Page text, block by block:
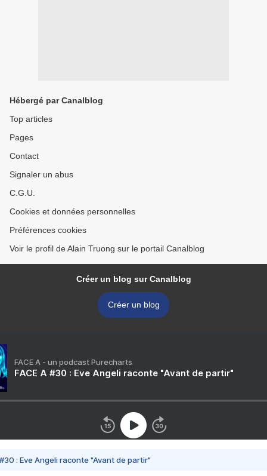
Hébergé par Canalblog
Top articles
Pages
Contact
Signaler un abus
C.G.U.
Cookies et données personnelles
Préférences cookies
Voir le profil de Alain Truong sur le portail Canalblog
Créer un blog sur Canalblog
Créer un blog
FACE A - un podcast Purecharts
FACE A #30 : Eve Angeli raconte "Avant de partir"
#30 : Eve Angeli raconte "Avant de partir"